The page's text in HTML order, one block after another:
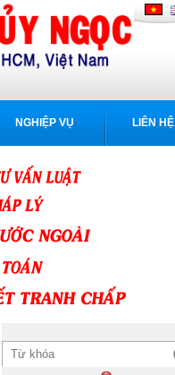
NGHIỆP VỤ LIÊN HỆ